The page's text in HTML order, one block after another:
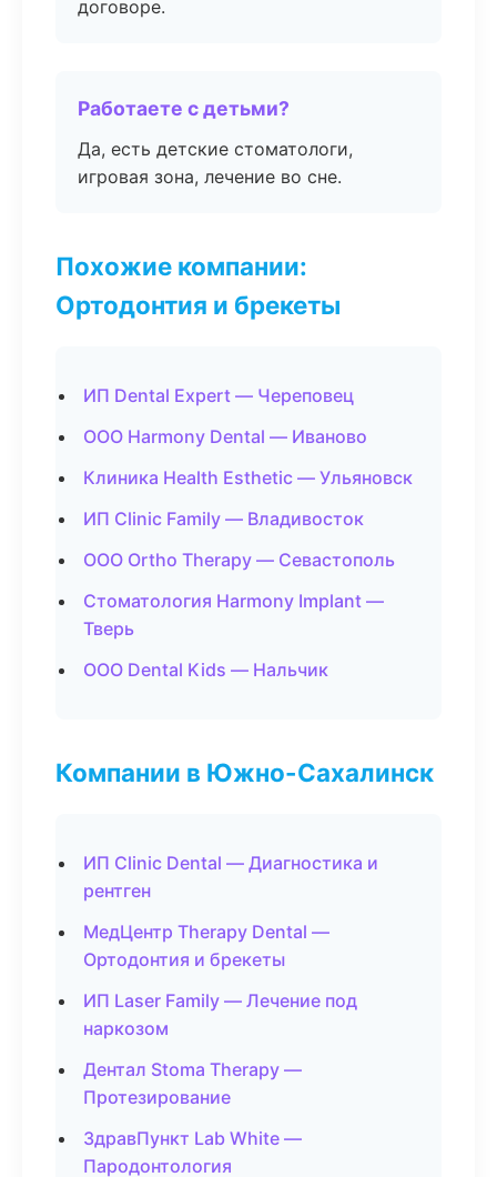
договоре.
Работаете с детьми?
Да, есть детские стоматологи,
игровая зона, лечение во сне.
Похожие компании:
Ортодонтия и брекеты
ИП Dental Expert — Череповец
ООО Harmony Dental — Иваново
Клиника Health Esthetic — Ульяновск
ИП Clinic Family — Владивосток
ООО Ortho Therapy — Севастополь
Стоматология Harmony Implant —
Тверь
ООО Dental Kids — Нальчик
Компании в Южно-Сахалинск
ИП Clinic Dental — Диагностика и
рентген
МедЦентр Therapy Dental —
Ортодонтия и брекеты
ИП Laser Family — Лечение под
наркозом
Дентал Stoma Therapy —
Протезирование
ЗдравПункт Lab White —
Пародонтология